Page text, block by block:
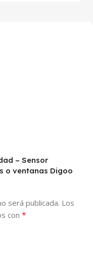
– Sensor
o ventanas Digoo
será publicada. Los
con *